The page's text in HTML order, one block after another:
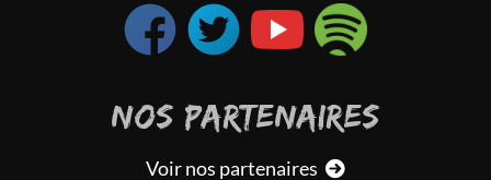
NOS PARTENAIRES
Voir nos partenaires